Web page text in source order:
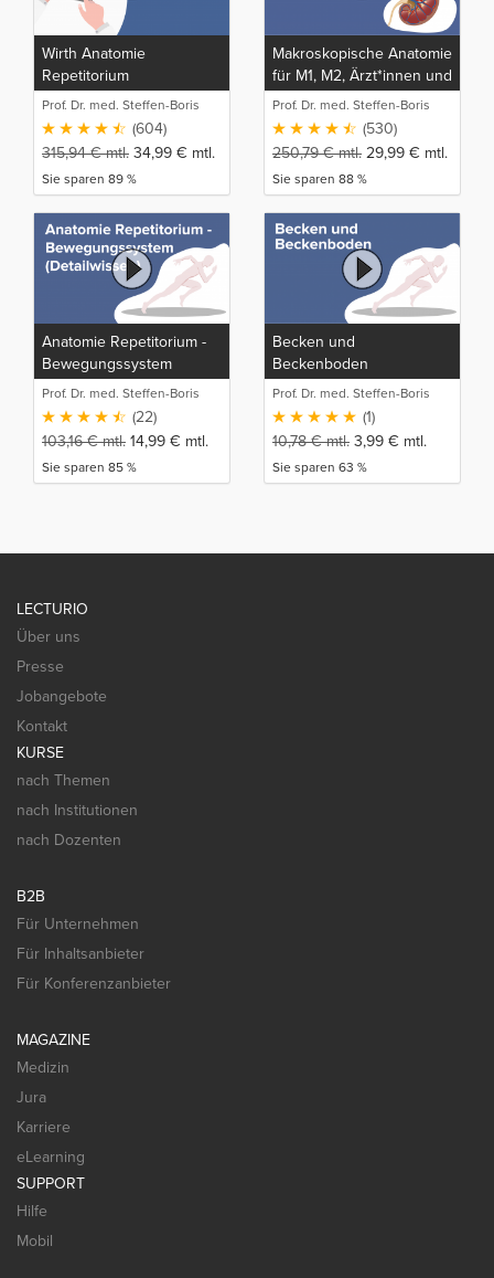
Wirth Anatomie
Repetitorium
Prof. Dr. med. Steffen-Boris
Wirth (1)
(604)
315,94€mtl. 34,99 € mtl.
Sie sparen 89 %
Makroskopische Anatomie
für M1, M2, Ärzt*innen und
medizinische
Auszubildende
Prof. Dr. med. Steffen-Boris
Wirth (1)
(530)
250,79€mtl. 29,99 € mtl.
Sie sparen 88 %
Anatomie Repetitorium -
Bewegungssystem
(Detailwissen)
Prof. Dr. med. Steffen-Boris
Wirth (1)
(22)
103,16€mtl. 14,99 € mtl.
Sie sparen 85 %
Becken und
Beckenboden
Prof. Dr. med. Steffen-Boris
Wirth (1)
(1)
10,78€mtl. 3,99 € mtl.
Sie sparen 63 %
LECTURIO
Über uns
Presse
Jobangebote
Kontakt
KURSE
nach Themen
nach Institutionen
nach Dozenten
B2B
Für Unternehmen
Für Inhaltsanbieter
Für Konferenzanbieter
MAGAZINE
Medizin
Jura
Karriere
eLearning
SUPPORT
Hilfe
Mobil